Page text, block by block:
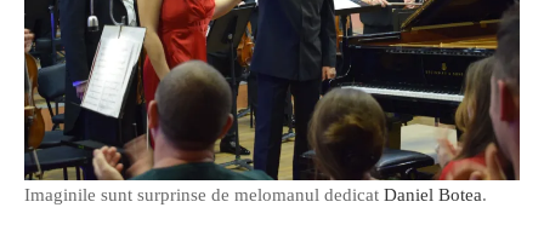
Imaginile sunt surprinse de melomanul dedicat Daniel Botea.